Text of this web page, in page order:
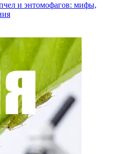
и энтомофагов: мифы,